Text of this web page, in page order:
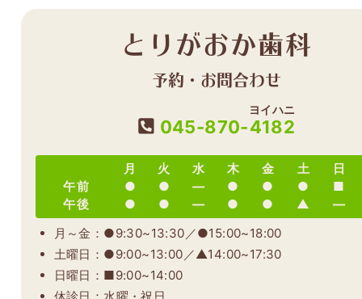
とりがおか歯科
予約・お問合わせ
045-870-4182
ヨイハニ
月 火 水 木 金 土
日
午前
● ● ― ● ● ●
■
午後
● ● ― ● ● ▲
―
月～金：●9:30~13:30／●15:00~18:00
土曜日：●9:00~13:00／▲14:00~17:30
日曜日：■9:00~14:00